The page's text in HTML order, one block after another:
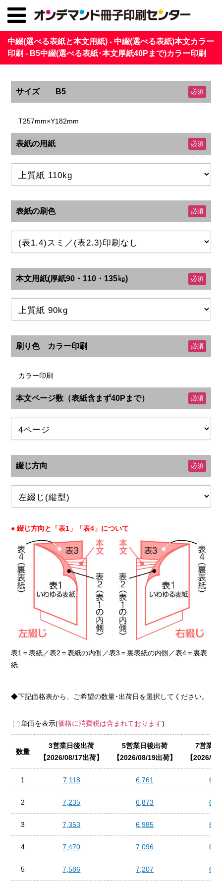
中綴(選べる表紙と本文用紙) - 中綴(選べる表紙)本文カラー
印刷 - B5中綴(選べる表紙･本文厚紙40Pまで)カラー印刷
サイズ B5 必須
T257mm×Y182mm
表紙の用紙 必須
表紙の刷色 必須
本文用紙(厚紙90・110・135㎏) 必須
刷り色 カラー印刷 必須
カラー印刷
本文ページ数（表紙含まず40Pまで） 必須
綴じ方向 必須
● 綴じ方向と「表1」「表4」について
表1＝表紙／表2＝表紙の内側／表3＝裏表紙の内側／表4＝裏表
紙
◆下記価格表から、ご希望の数量･出荷日を選択してください。
単価を表示(価格に消費税は含まれております)
数量
3営業日後出荷
2026/08/17出荷
5営業日後出荷
2026/08/19出荷
7営業日
2026/
1 7,118 6,761
2 7,235 6,873
3 7,353 6,985
4 7,470 7,096
5 7,586 7,207